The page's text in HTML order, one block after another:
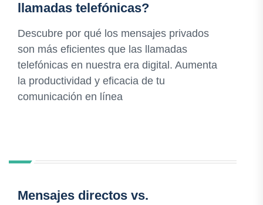
llamadas telefónicas?
Descubre por qué los mensajes privados
son más eficientes que las llamadas
telefónicas en nuestra era digital. Aumenta
la productividad y eficacia de tu
comunicación en línea
Mensajes directos vs.